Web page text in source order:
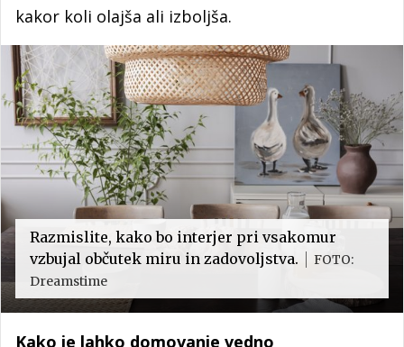
kakor koli olajša ali izboljša.
Razmislite, kako bo interjer pri vsakomur
vzbujal občutek miru in zadovoljstva.
FOTO:
Dreamstime
Kako je lahko domovanje vedno